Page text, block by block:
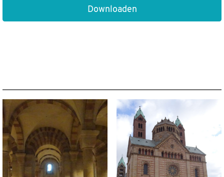
Downloaden